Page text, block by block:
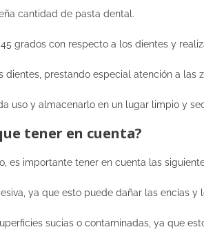
cantidad de pasta dental.
grados con respecto a los dientes y
dientes, prestando especial atención a las
uso y almacenarlo en un lugar limpio y
tener en cuenta?
es importante tener en cuenta las
ya que esto puede dañar las encías y
sucias o contaminadas, ya que